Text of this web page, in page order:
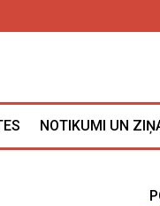
NOTIKUMI UN